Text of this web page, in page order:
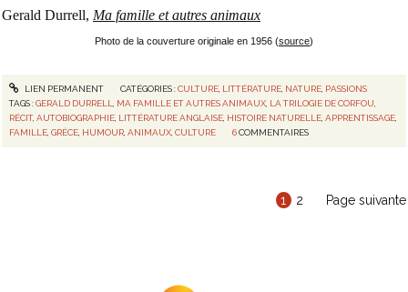
Gerald Durrell, Ma famille et autres animaux
Photo de la couverture originale en 1956 (source)
LIEN PERMANENT CATÉGORIES :CULTURE, LITTÉRATURE, NATURE, PASSIONS
TAGS :GERALD DURRELL MA FAMILLE ET AUTRES ANIMAUX LA TRILOGIE DE CORFOU
RÉCIT,AUTOBIOGRAPHIE LITTÉRATURE ANGLAISE HISTOIRE NATURELLE ,APPRENTISSAGE
FAMILLE ,GRÈCE HUMOUR ,ANIMAUX ,CULTURE 6 COMMENTAIRES
1 2 Page suivante